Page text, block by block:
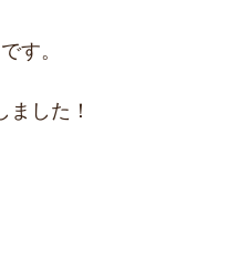
す。
した！